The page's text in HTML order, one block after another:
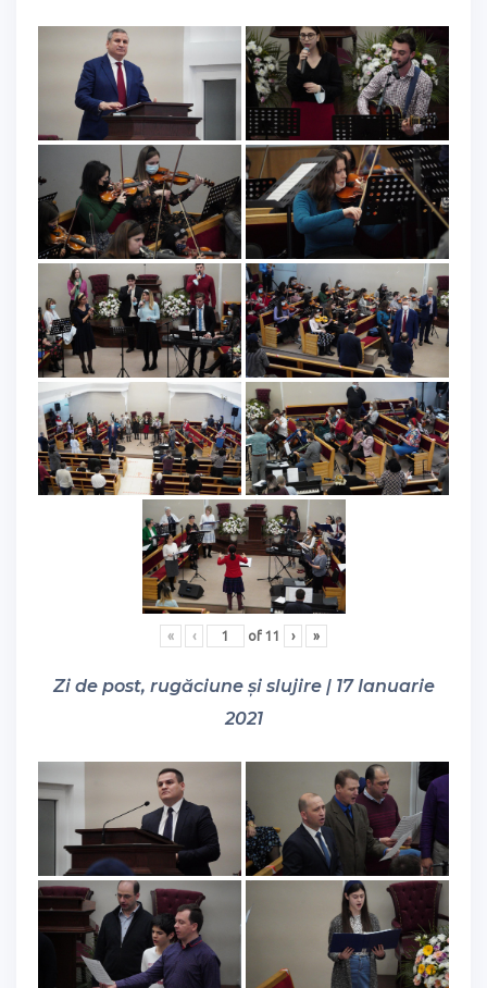
« ‹ of 11 › »
Zi de post, rugăciune și slujire | 17 Ianuarie
2021